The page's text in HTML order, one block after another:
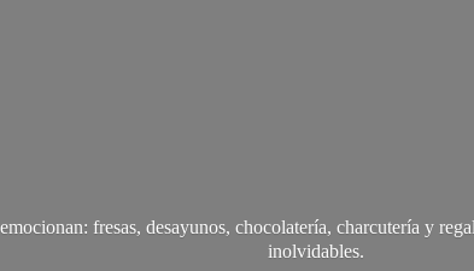
fresas, desayunos, chocolatería, charcutería y
inolvidables.